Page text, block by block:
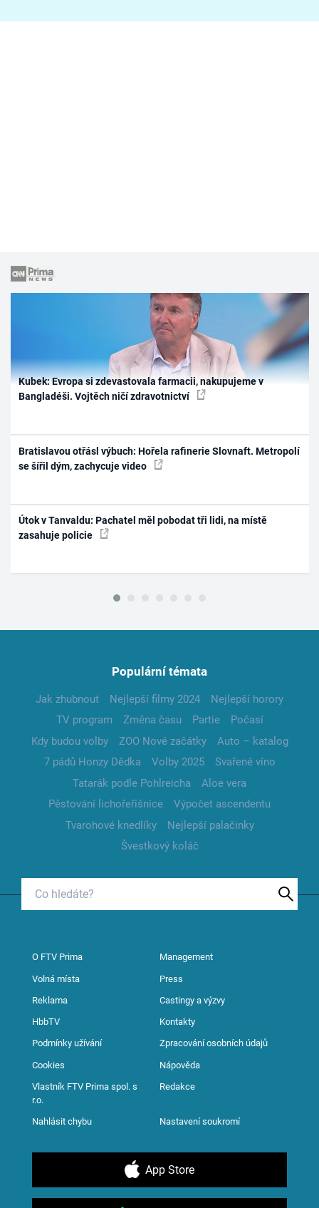
Kubek: Evropa si zdevastovala farmacii, nakupujeme v
Bangladéši. Vojtěch ničí zdravotnictví
Bratislavou otřásl výbuch: Hořela rafinerie Slovnaft. Metropolí
se šířil dým, zachycuje video
Útok v Tanvaldu: Pachatel měl pobodat tři lidi, na místě
zasahuje policie
Populární témata
Jak zhubnout Nejlepší filmy 2024
Nejlepší horory
TV program
Změna času Partie
Počasí
Kdy budou volby
ZOO Nové začátky
Auto – katalog
7 pádů Honzy Dědka
Volby 2025
Svařené víno
Tatarák podle Pohlreicha
Aloe vera
Pěstování lichořeřišnice
Výpočet ascendentu
Tvarohové knedlíky
Nejlepší palačinky
Švestkový koláč
O FTV Prima Management
Volná místa Press
Reklama Castingy a výzvy
HbbTV Kontakty
Podmínky užívání Zpracování osobních údajů
Cookies Nápověda
Vlastník FTV Prima spol. s
r.o.
Redakce
Nahlásit chybu Nastavení soukromí
App Store